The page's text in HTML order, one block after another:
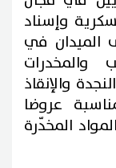
وإسناد
الميدان في
والمخدرات
والإنقاذ
عروضا
المخدّرة